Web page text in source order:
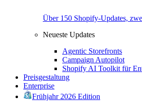
Über 150 Shopify-Updates,
Neueste Updates
Agentic Storefronts
Campaign Autopilot
Shopify AI Toolkit für
Preisgestaltung
Enterprise
Frühjahr 2026 Edition